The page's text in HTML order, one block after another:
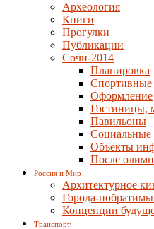
Археология
Книги
Прогулки
Публикации
Сочи-2014
Планировка
Спортивные
Оформление
Гостиницы,
Павильоны
Социальные
Объекты
После
Россия и Мир
Архитектурное
Города-
Концепции
Транспорт